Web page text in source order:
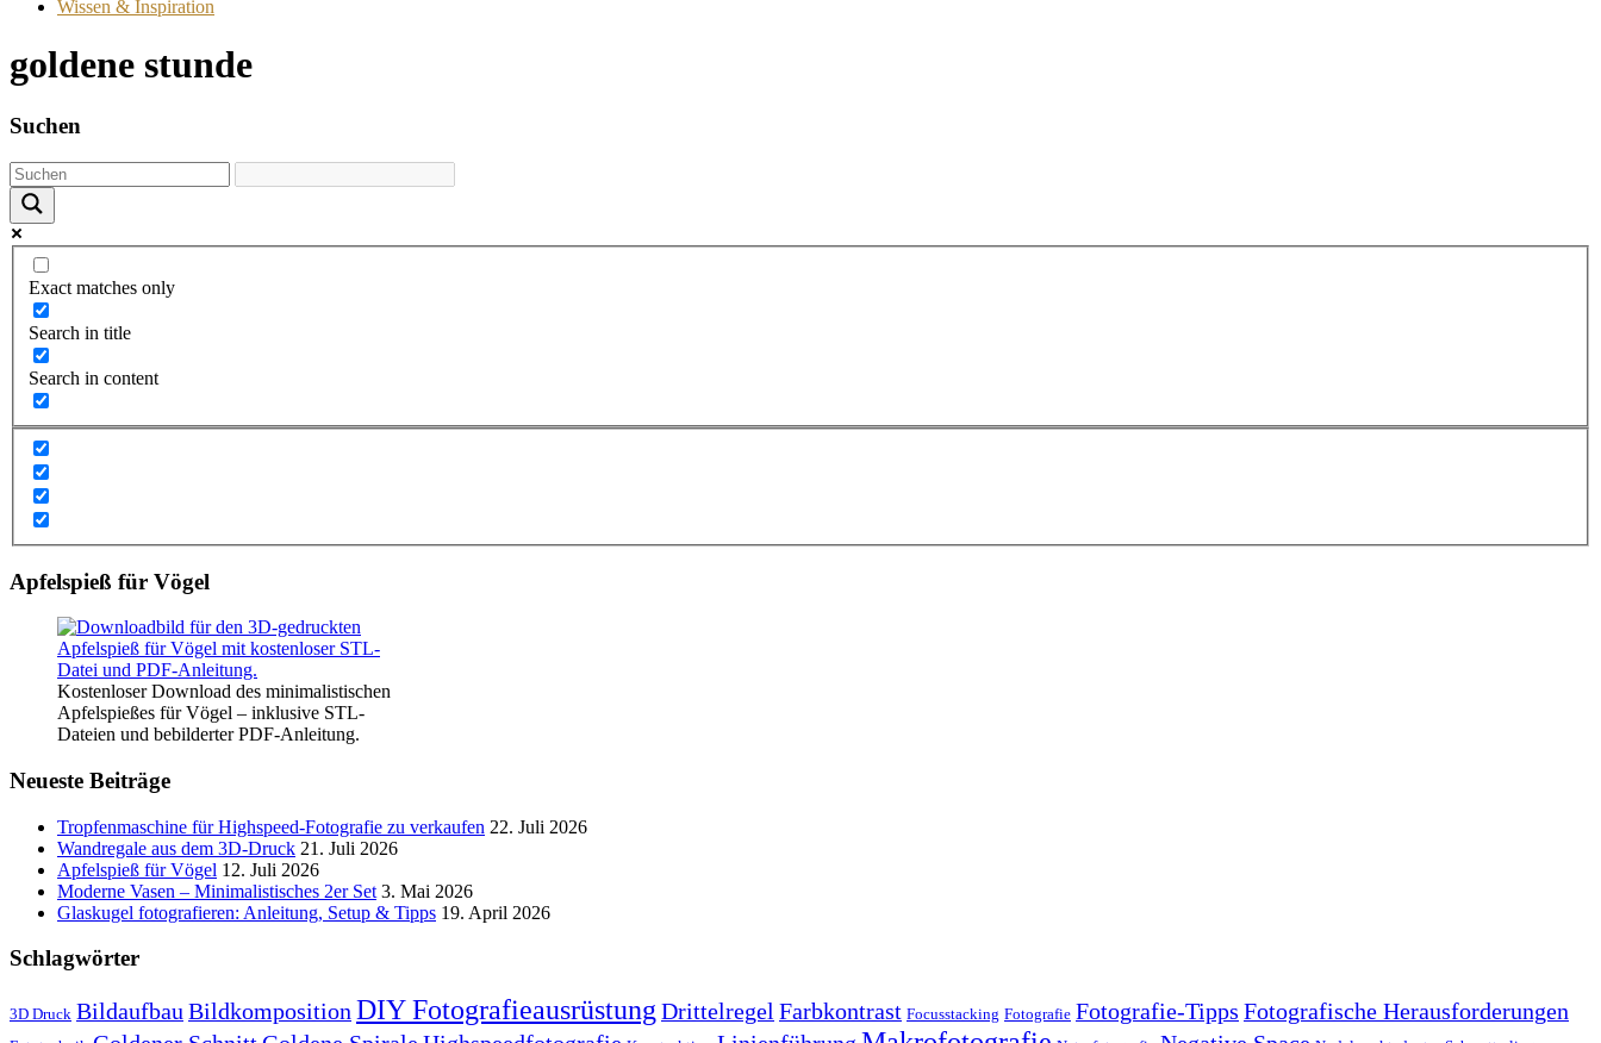
Wissen & Inspiration
goldene stunde
Suchen
Exact matches only
Search in title
Search in content
Apfelspieß für Vögel
Kostenloser Download des minimalistischen
Apfelspießes für Vögel – inklusive STL-
Dateien und bebilderter PDF-Anleitung.
Neueste Beiträge
Tropfenmaschine für Highspeed-Fotografie zu verkaufen 22. Juli 2026
Wandregale aus dem 3D-Druck 21. Juli 2026
Apfelspieß für Vögel 12. Juli 2026
Moderne Vasen – Minimalistisches 2er Set 3. Mai 2026
Glaskugel fotografieren: Anleitung, Setup & Tipps 19. April 2026
Schlagwörter
3D Druck Bildaufbau Bildkomposition DIY Fotografieausrüstung Drittelregel Farbkontrast Focusstacking Fotografie Fotografie-Tipps Fotografische Herausforderungen